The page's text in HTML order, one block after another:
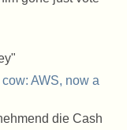
AWS, now a
die Cash